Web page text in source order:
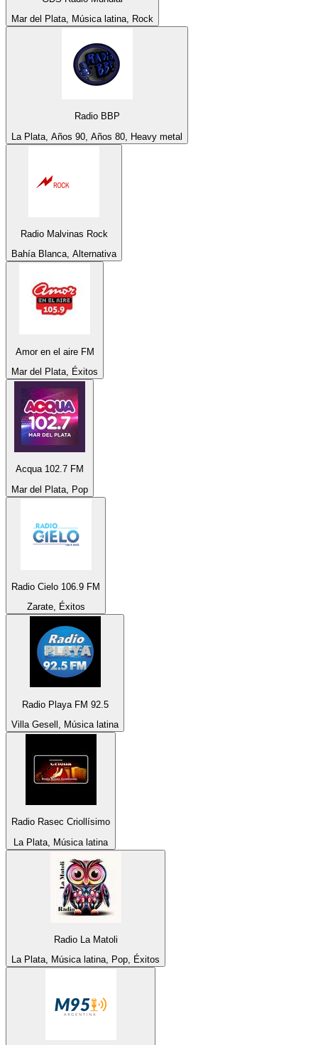
Mar del Plata, Música latina, Rock
Radio BBP
La Plata, Años 90, Años 80, Heavy metal
Radio Malvinas Rock
Bahía Blanca, Alternativa
Amor en el aire FM
Mar del Plata, Éxitos
Acqua 102.7 FM
Mar del Plata, Pop
Radio Cielo 106.9 FM
Zarate, Éxitos
Radio Playa FM 92.5
Villa Gesell, Música latina
Radio Rasec Criollísimo
La Plata, Música latina
Radio La Matoli
La Plata, Música latina, Pop, Éxitos